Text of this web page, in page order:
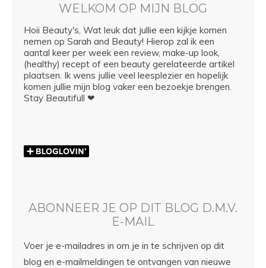
WELKOM OP MIJN BLOG
Hoii Beauty's, Wat leuk dat jullie een kijkje komen
nemen op Sarah and Beauty! Hierop zal ik een
aantal keer per week een review, make-up look,
(healthy) recept of een beauty gerelateerde artikel
plaatsen. Ik wens jullie veel leesplezier en hopelijk
komen jullie mijn blog vaker een bezoekje brengen.
Stay Beautifull ❤
ABONNEER JE OP DIT BLOG D.M.V.
E-MAIL
Voer je e-mailadres in om je in te schrijven op dit
blog en e-mailmeldingen te ontvangen van nieuwe